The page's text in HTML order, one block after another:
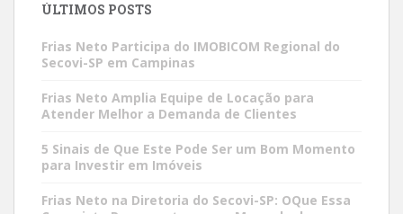
ÚLTIMOS POSTS
Frias Neto Participa do IMOBICOM Regional do
Secovi-SP em Campinas
Frias Neto Amplia Equipe de Locação para
Atender Melhor a Demanda de Clientes
5 Sinais de Que Este Pode Ser um Bom Momento
para Investir em Imóveis
Frias Neto na Diretoria do Secovi-SP: OQue Essa